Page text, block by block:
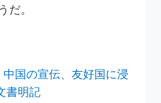
だ。
中国の宣伝、友好国に浸
書明記